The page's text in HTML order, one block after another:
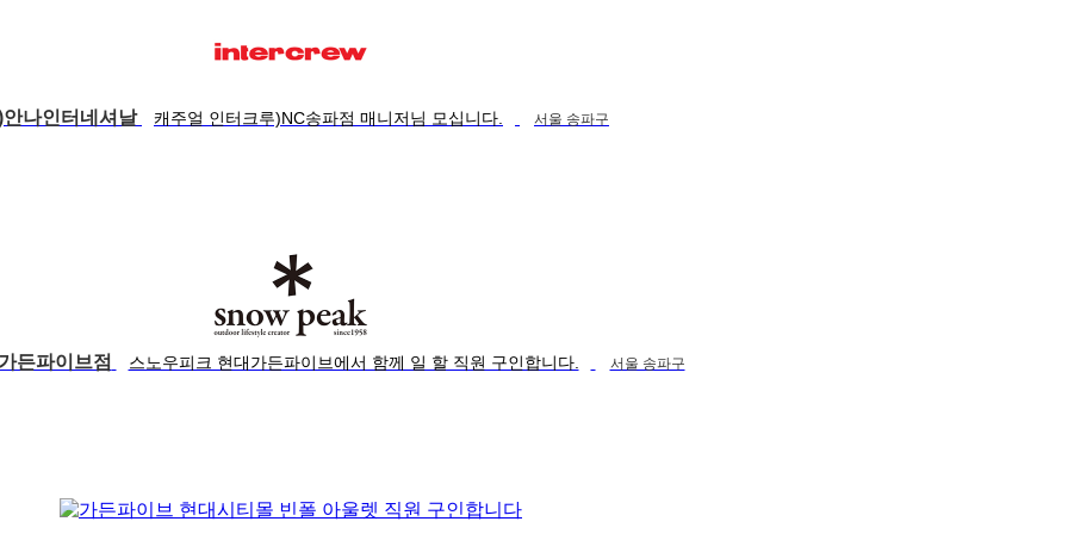
안나인터네셔날 캐주얼 인터크루)NC송파점 매니저님 모십니다. 서울 송파구
든파이브점 스노우피크 현대가든파이브에서 함께 일 할 직원 구인합니다. 서울 송파구